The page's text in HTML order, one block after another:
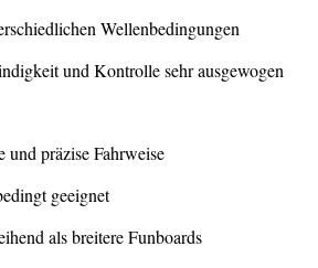
Wellenbedingungen
und Kontrolle sehr ausgewogen
und präzise Fahrweise
geeignet
als breitere Funboards